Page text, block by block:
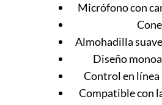
Micrófono con
Almohadilla
Diseño
Control en línea
Compatible con